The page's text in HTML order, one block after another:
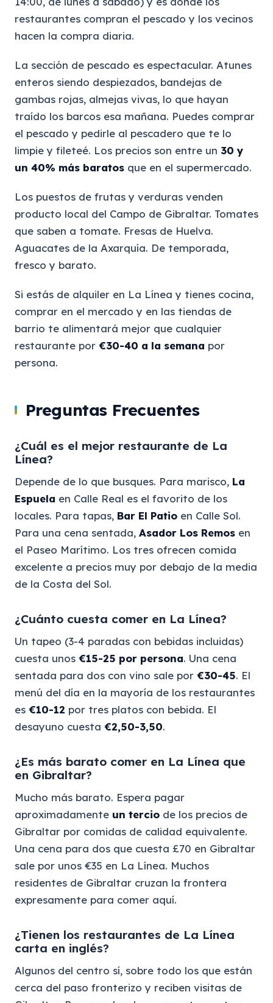
restaurantes compran el pescado y los vecinos
hacen la compra diaria.
La sección de pescado es espectacular. Atunes
enteros siendo despiezados, bandejas de
gambas rojas, almejas vivas, lo que hayan
traído los barcos esa mañana. Puedes comprar
el pescado y pedirle al pescadero que te lo
limpie y fileteé. Los precios son entre un 30 y
un 40% más baratos que en el supermercado.
Los puestos de frutas y verduras venden
producto local del Campo de Gibraltar. Tomates
que saben a tomate. Fresas de Huelva.
Aguacates de la Axarquía. De temporada,
fresco y barato.
Si estás de alquiler en La Línea y tienes cocina,
comprar en el mercado y en las tiendas de
barrio te alimentará mejor que cualquier
restaurante por €30-40 a la semana por
persona.
Preguntas Frecuentes
¿Cuál es el mejor restaurante de La
Línea?
Depende de lo que busques. Para marisco, La
Espuela en Calle Real es el favorito de los
locales. Para tapas, Bar El Patio en Calle Sol.
Para una cena sentada, Asador Los Remos en
el Paseo Marítimo. Los tres ofrecen comida
excelente a precios muy por debajo de la media
de la Costa del Sol.
¿Cuánto cuesta comer en La Línea?
Un tapeo (3-4 paradas con bebidas incluidas)
cuesta unos €15-25 por persona. Una cena
sentada para dos con vino sale por €30-45. El
menú del día en la mayoría de los restaurantes
es €10-12 por tres platos con bebida. El
desayuno cuesta €2,50-3,50.
¿Es más barato comer en La Línea que
en Gibraltar?
Mucho más barato. Espera pagar
aproximadamente un tercio de los precios de
Gibraltar por comidas de calidad equivalente.
Una cena para dos que cuesta £70 en Gibraltar
sale por unos €35 en La Línea. Muchos
residentes de Gibraltar cruzan la frontera
expresamente para comer aquí.
¿Tienen los restaurantes de La Línea
carta en inglés?
Algunos del centro sí, sobre todo los que están
cerca del paso fronterizo y reciben visitas de